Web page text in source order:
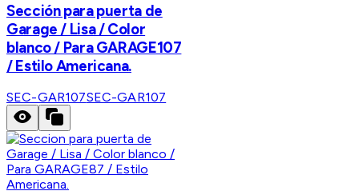
Sección para puerta de
Garage / Lisa / Color
blanco / Para GARAGE107
/ Estilo Americana.
SEC-GAR107SEC-GAR107